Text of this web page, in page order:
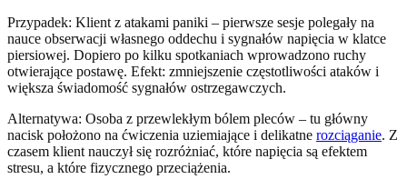
Przypadek: Klient z atakami paniki – pierwsze sesje polegały na
nauce obserwacji własnego oddechu i sygnałów napięcia w klatce
piersiowej. Dopiero po kilku spotkaniach wprowadzono ruchy
otwierające postawę. Efekt: zmniejszenie częstotliwości ataków i
większa świadomość sygnałów ostrzegawczych.
Alternatywa: Osoba z przewlekłym bólem pleców – tu główny
nacisk położono na ćwiczenia uziemiające i delikatne rozciąganie. Z
czasem klient nauczył się rozróżniać, które napięcia są efektem
stresu, a które fizycznego przeciążenia.